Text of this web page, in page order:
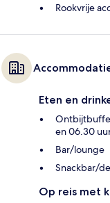
Rookvrije
Eten en
en 06.30
Bar/lounge
Snackbar/
Op reis met